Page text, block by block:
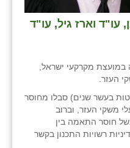
וארז גיל, עו"ד
במועצת מקרקעי ישראל,
העזר.
בעשר שנים) סבלו מחוסר
משקי העזר, וברוב
חוסר התאמה בין
רשויות התכנון בקשר